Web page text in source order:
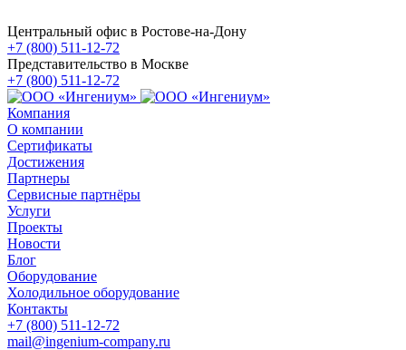
Центральный офис в Ростове-на-Дону
+7 (800) 511-12-72
Представительство в Москве
+7 (800) 511-12-72
Компания
О компании
Сертификаты
Достижения
Партнеры
Сервисные партнёры
Услуги
Проекты
Новости
Блог
Оборудование
Холодильное оборудование
Контакты
+7 (800) 511-12-72
mail@ingenium-company.ru